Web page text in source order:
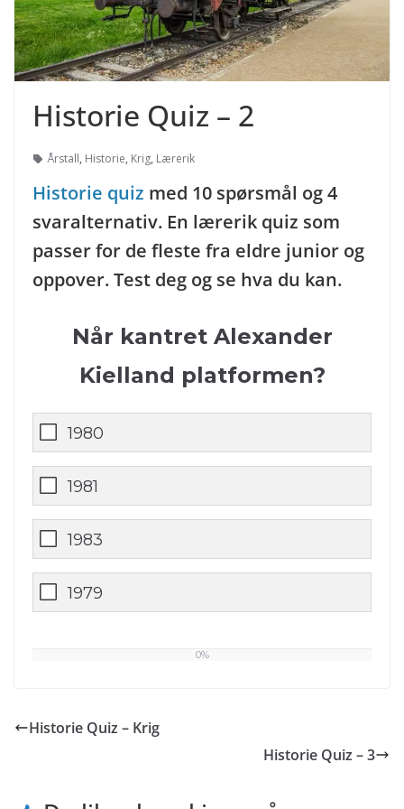
Historie Quiz – 2
Årstall, Historie, Krig, Lærerik
Historie quiz med 10 spørsmål og 4
svaralternativ. En lærerik quiz som
passer for de fleste fra eldre junior og
oppover. Test deg og se hva du kan.
Når kantret Alexander
Kielland platformen?
1980
1981
1983
1979
0%
Historie Quiz – Krig
Historie Quiz – 3